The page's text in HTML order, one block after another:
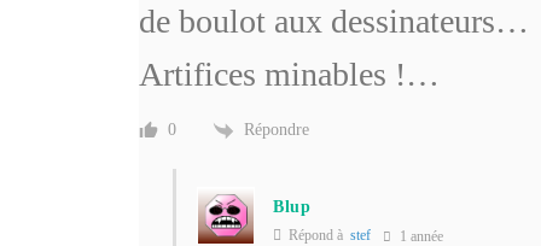
de boulot aux dessinateurs…
Artifices minables !…
0 Répondre
Blup
Répond à stef 1 année